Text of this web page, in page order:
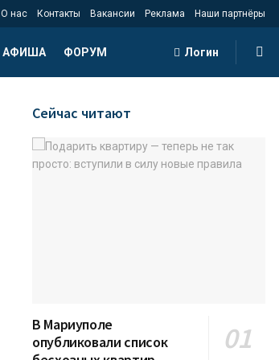
О нас Контакты Вакансии Реклама Наши партнёры
АФИША ФОРУМ Логин
Сейчас читают
В Мариуполе
опубликовали список